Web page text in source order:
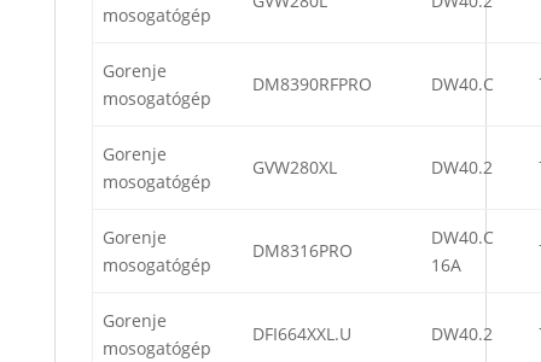
mosogatógép
Gorenje
mosogatógép
DM8390RFPRO DW40.C
Gorenje
mosogatógép
GVW280XL DW40.2
Gorenje
mosogatógép
DM8316PRO
DW40.C
16A
Gorenje
mosogatógép
DFI664XXL.U DW40.2